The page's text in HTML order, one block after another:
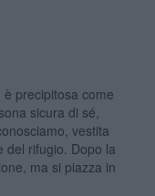
è precipitosa come
sicura di sé,
vestita
del rifugio. Dopo la
ma si piazza in